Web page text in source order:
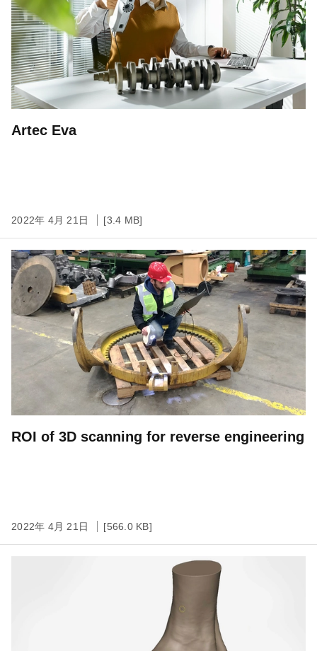
Artec Eva
2022年 4月 21日 [3.4 MB]
ROI of 3D scanning for reverse engineering
2022年 4月 21日 [566.0 KB]